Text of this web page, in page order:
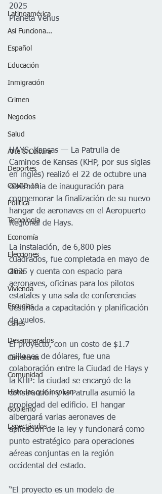
Latinoamérica
Así Funciona...
Español
Educación
Inmigración
Crimen
Negocios
Salud
Arte & Cultura
Deportes
COVID-19
Política
Tecnología
Economía
Elecciones
Clima
Vivienda
Escuelas
Calles
Desamparados
Carreteras
Comunidad
Historias que inspiran
Gobierno
Espectáculos
2025
Planeta Venus
HAYS, Kansas — La Patrulla de
Caminos de Kansas (KHP, por sus siglas
en inglés) realizó el 22 de octubre una
ceremonia de inauguración para
conmemorar la finalización de su nuevo
hangar de aeronaves en el Aeropuerto
Regional de Hays.
La instalación, de 6,800 pies
cuadrados, fue completada en mayo de
2025 y cuenta con espacio para
aeronaves, oficinas para los pilotos
estatales y una sala de conferencias
destinada a capacitación y planificación
de vuelos.
El proyecto, con un costo de $1.7
millones de dólares, fue una
colaboración entre la Ciudad de Hays y
la KHP: la ciudad se encargó de la
construcción y la Patrulla asumió la
propiedad del edificio. El hangar
albergará varias aeronaves de
aplicación de la ley y funcionará como
punto estratégico para operaciones
aéreas conjuntas en la región
occidental del estado.
“El proyecto es un modelo de